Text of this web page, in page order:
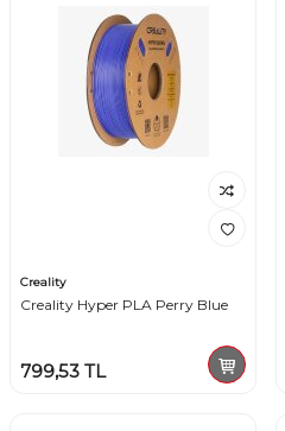
Creality
Creality Hyper PLA Perry Blue
799,53 TL